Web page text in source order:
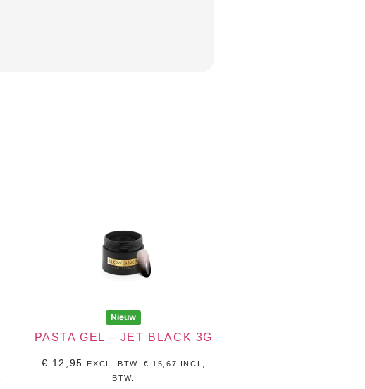
Nieuw
PASTA GEL – JET BLACK 3G
€ 12,95 EXCL. BTW.€ 15,67 INCL,
BTW.